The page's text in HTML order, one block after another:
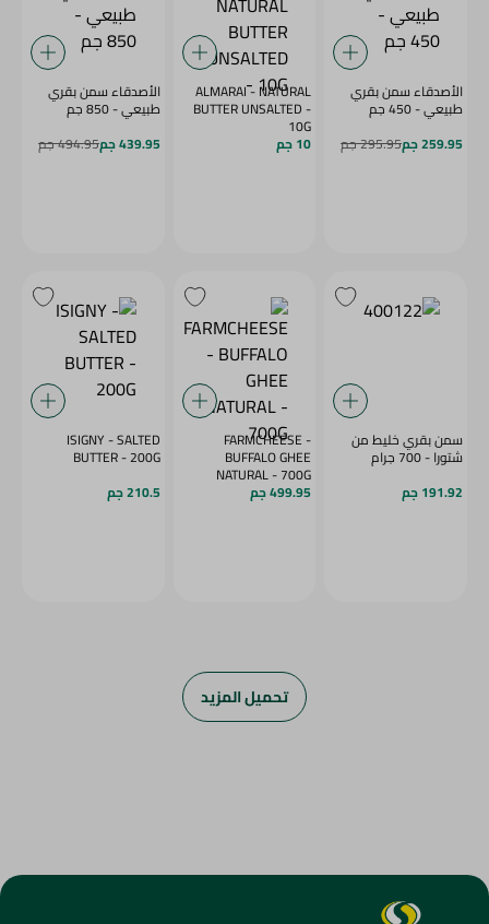
الأصدقاء سمن بقري
طبيعي - 450 جم
259.95 جم
295.95 جم
ALMARAI - NATURAL
BUTTER UNSALTED -
10G
10 جم
الأصدقاء سمن بقري
طبيعي - 850 جم
439.95 جم
494.95 جم
سمن بقري خليط من
شتورا - 700 جرام
191.92 جم
FARMCHEESE -
BUFFALO GHEE
NATURAL - 700G
499.95 جم
ISIGNY - SALTED
BUTTER - 200G
210.5 جم
تحميل المزيد